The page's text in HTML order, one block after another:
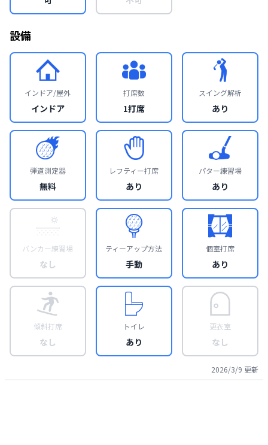
設備
インドア/屋外
インドア
打席数
1打席
スイング解析
あり
弾道測定器
無料
レフティー打席
あり
パター練習場
あり
バンカー練習場
なし
ティーアップ方法
手動
個室打席
あり
傾斜打席
なし
トイレ
あり
更衣室
なし
2026/3/9 更新